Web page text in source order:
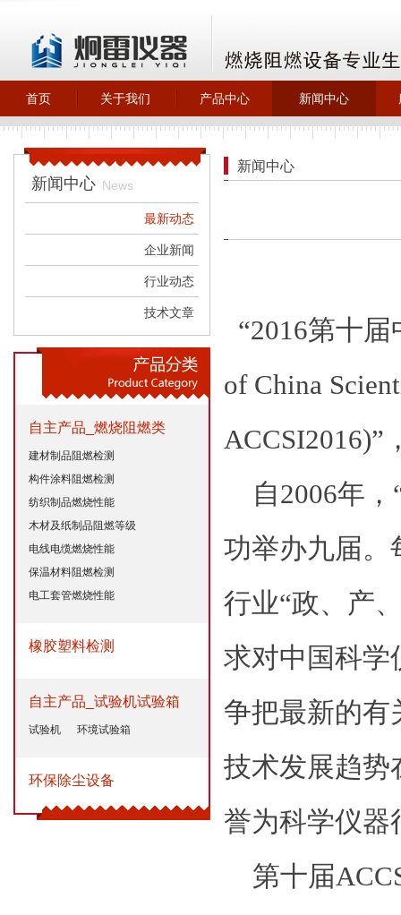
首页 关于我们 产品中心 新闻中心
> 关于炯雷仪器 > 自主产品_燃烧
阻燃类
橡胶塑料检测
机试验箱
> 环保除尘设备
> 最新动态
>行业动态
>
新闻中心 News
最新动态
企业新闻
行业动态
技术文章
自主产品_燃烧阻燃类
建材制品阻燃检测
构件涂料阻燃检测
纺织制品燃烧性能
木材及纸制品阻燃等级
电线电缆燃烧性能
保温材料阻燃检测
电工套管燃烧性能
橡胶塑料检测
自主产品_试验机试验箱
试验机 环境试验箱
环保除尘设备
新闻中心
“2016第十届
of China
ACCSI2016)”
自2006年，
功举办九届。
行业“政、产
求对中国科学
争把最新的有
技术发展趋势
誉为科学仪器
第十届